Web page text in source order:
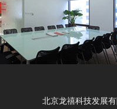
北京龙禧科技发展